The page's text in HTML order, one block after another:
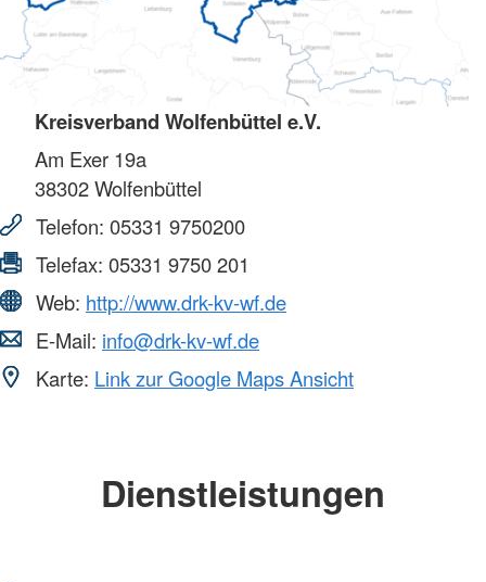
Kreisverband Wolfenbüttel e.V.
Am Exer 19a
38302Wolfenbüttel
Telefon: 05331 9750200
Telefax: 05331 9750 201
Web: http://www.drk-kv-wf.de
E-Mail: info@drk-kv-wf.de
Karte: Link zur Google Maps Ansicht
Dienstleistungen